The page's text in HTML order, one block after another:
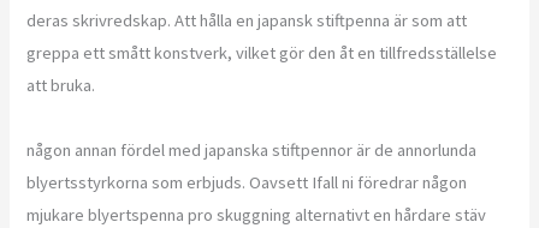
deras skrivredskap. Att hålla en japansk stiftpenna är som att
greppa ett smått konstverk, vilket gör den åt en tillfredsställelse
att bruka.
någon annan fördel med japanska stiftpennor är de annorlunda
blyertsstyrkorna som erbjuds. Oavsett Ifall ni föredrar någon
mjukare blyertspenna pro skuggning alternativt en hårdare stäv